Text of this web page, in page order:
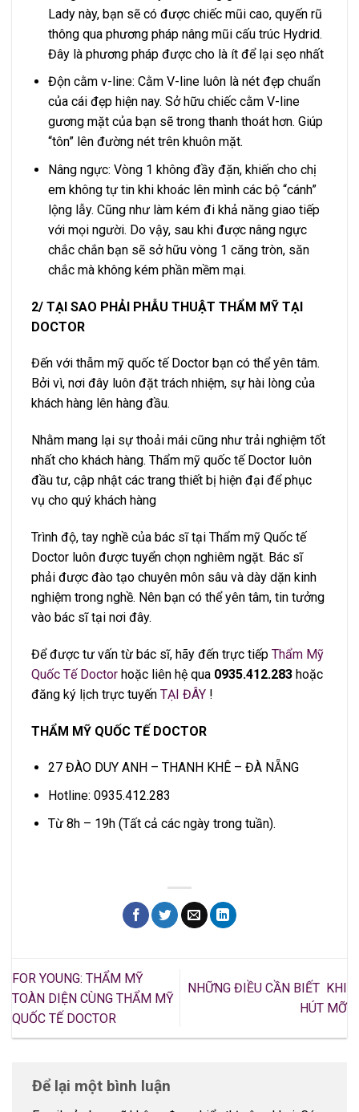
Lady này, bạn sẽ có được chiếc mũi cao, quyến rũ
thông qua phương pháp nâng mũi cấu trúc Hydrid.
Đây là phương pháp được cho là ít để lại sẹo nhất
Độn cằm v-line: Cằm V-line luôn là nét đẹp chuẩn
của cái đẹp hiện nay. Sở hữu chiếc cằm V-line
gương mặt của bạn sẽ trong thanh thoát hơn. Giúp
“tôn” lên đường nét trên khuôn mặt.
Nâng ngực: Vòng 1 không đầy đặn, khiến cho chị
em không tự tin khi khoác lên mình các bộ “cánh”
lộng lẫy. Cũng như làm kém đi khả năng giao tiếp
với mọi người. Do vậy, sau khi được nâng ngực
chắc chắn bạn sẽ sở hữu vòng 1 căng tròn, săn
chắc mà không kém phần mềm mại.
2/ TẠI SAO PHẢI PHẪU THUẬT THẨM MỸ TẠI
DOCTOR
Đến với thẫm mỹ quốc tế Doctor bạn có thể yên tâm.
Bởi vì, nơi đây luôn đặt trách nhiệm, sự hài lòng của
khách hàng lên hàng đầu.
Nhằm mang lại sự thoải mái cũng như trải nghiệm tốt
nhất cho khách hàng. Thẩm mỹ quốc tế Doctor luôn
đầu tư, cập nhật các trang thiết bị hiện đại để phục
vụ cho quý khách hàng
Trình độ, tay nghề của bác sĩ tại Thẩm mỹ Quốc tế
Doctor luôn được tuyển chọn nghiêm ngặt. Bác sĩ
phải được đào tạo chuyên môn sâu và dày dặn kinh
nghiệm trong nghề. Nên bạn có thể yên tâm, tin tưởng
vào bác sĩ tại nơi đây.
Để được tư vấn từ bác sĩ, hãy đến trực tiếp Thẩm Mỹ
Quốc Tế Doctor hoặc liên hệ qua 0935.412.283 hoặc
đăng ký lịch trực tuyến TẠI ĐÂY !
THẨM MỸ QUỐC TẾ DOCTOR
27 ĐÀO DUY ANH – THANH KHÊ – ĐÀ NẴNG
Hotline: 0935.412.283
Từ 8h – 19h (Tất cả các ngày trong tuần).
FOR YOUNG: THẨM MỸ
TOÀN DIỆN CÙNG THẨM MỸ
QUỐC TẾ DOCTOR
NHỮNG ĐIỀU CẦN BIẾT KHI
HÚT MỠ
Để lại một bình luận